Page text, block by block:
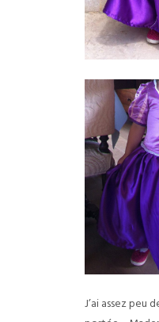
J’ai assez peu